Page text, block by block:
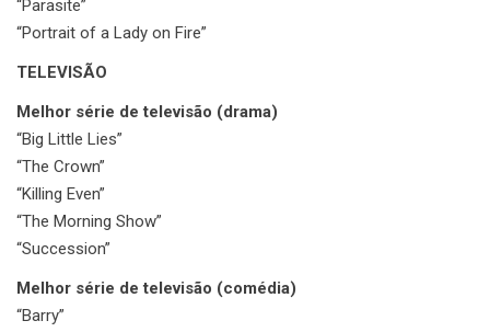
“Parasite”
“Portrait of a Lady on Fire”
TELEVISÃO
Melhor série de televisão (drama)
“Big Little Lies”
“The Crown”
“Killing Even”
“The Morning Show”
“Succession”
Melhor série de televisão (comédia)
“Barry”